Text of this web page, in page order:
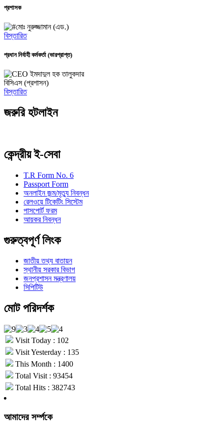
প্রশাসক
মোঃ নুরুজ্জামান (এড.)
বিস্তারিত
প্রধান নির্বাহী কর্মকর্তা (ভারপ্রাপ্ত)
ইমদাদুল হক তালুকদার
বিসিএস (প্রশাসন)
বিস্তারিত
জরুরি হটলাইন
কেন্দ্রীয় ই-সেবা
T.R Form No. 6
Passport Form
অনলাইন জন্ম/মৃত্যু নিবন্ধন
রেলওয়ে টিকেটিং সিস্টেম
পাসপোর্ট ফরম
আয়কর নিবন্ধন
গুরুত্বপূর্ণ লিংক
জাতীয় তথ্য বাতায়ন
স্থানীয় সরকার বিভাগ
জনপ্রশাসন মন্ত্রণালয়
সিপিটিউ
মোট পরিদর্শক
Visit Today : 102
Visit Yesterday : 135
This Month : 1400
Total Visit : 93454
Total Hits : 382743
আমাদের সর্ম্পকে